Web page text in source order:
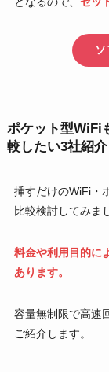
ポケット型WiFi
較したい3社紹介
挿すだけのWiFi・
比較検討してみま
料金や利用目的に
あります。
容量無制限で高速
ご紹介します。